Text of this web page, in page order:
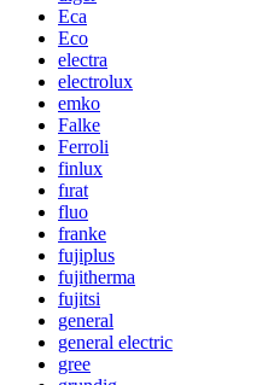
Eca
Eco
electra
electrolux
emko
Falke
Ferroli
finlux
fırat
fluo
franke
fujiplus
fujitherma
fujitsi
general
general electric
gree